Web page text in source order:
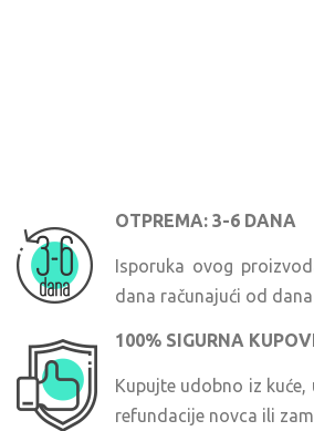
OTPREMA: 3-6 DANA
Isporuka ovog
dana računajući od
100% SIGURNA
Kupujte udobno iz
refundacije novca ili